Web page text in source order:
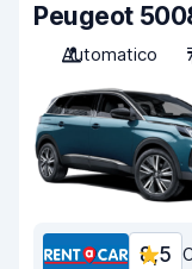
Peugeot
Automatico
8,5